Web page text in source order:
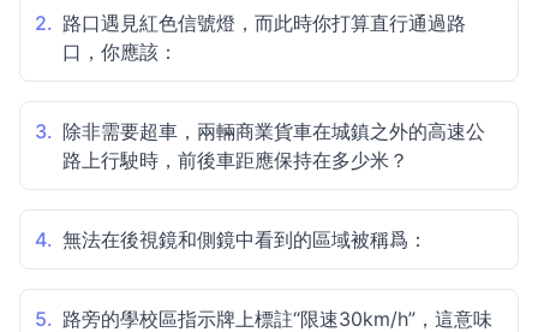
2. 路口遇見紅色信號燈，而此時你打算直行通過路
口，你應該：
3. 除非需要超車，兩輛商業貨車在城鎮之外的高速公
路上行駛時，前後車距應保持在多少米？
4. 無法在後視鏡和側鏡中看到的區域被稱爲：
5. 路旁的學校區指示牌上標註“限速30km/h”，這意味